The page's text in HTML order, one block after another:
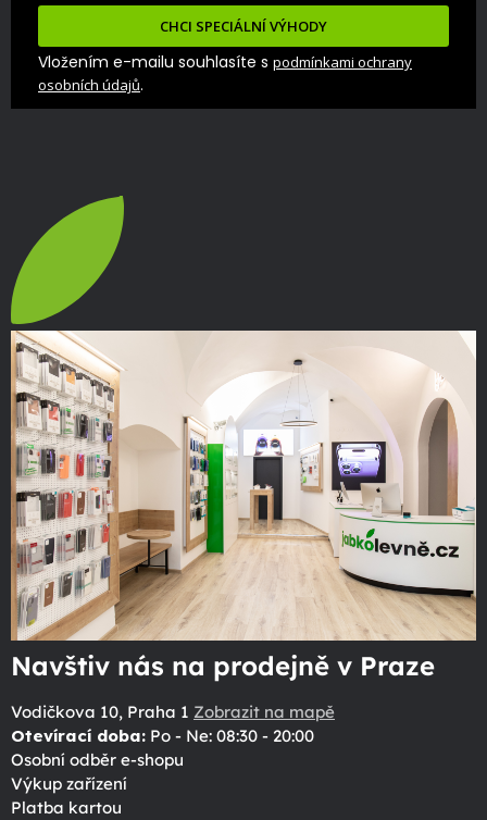
CHCI SPECIÁLNÍ VÝHODY
Vložením e-mailu souhlasíte s podmínkami ochrany
osobních údajů.
Navštiv nás na prodejně v Praze
Vodičkova 10, Praha 1 Zobrazit na mapě
Otevírací doba: Po - Ne: 08:30 - 20:00
Osobní odběr e-shopu
Výkup zařízení
Platba kartou